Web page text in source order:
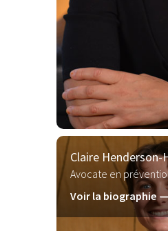
Claire
Avocate en
Voir la biographie